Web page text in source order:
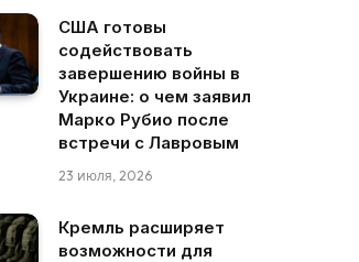
США готовы
содействовать
завершению войны в
Украине: о чем заявил
Марко Рубио после
встречи с Лавровым
23 июля, 2026
Кремль расширяет
возможности для